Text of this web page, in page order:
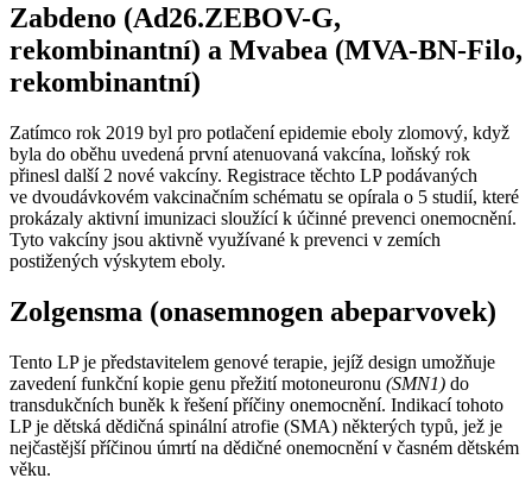
Zabdeno (Ad26.ZEBOV-G,
rekombinantní) a Mvabea (MVA-BN-Filo,
rekombinantní)
Zatímco rok 2019 byl pro potlačení epidemie eboly zlomový, když
byla do oběhu uvedená první atenuovaná vakcína, loňský rok
přinesl další 2 nové vakcíny. Registrace těchto LP podávaných
ve dvoudávkovém vakcinačním schématu se opírala o 5 studií, které
prokázaly aktivní imunizaci sloužící k účinné prevenci onemocnění.
Tyto vakcíny jsou aktivně využívané k prevenci v zemích
postižených výskytem eboly.
Zolgensma (onasemnogen abeparvovek)
Tento LP je představitelem genové terapie, jejíž design umožňuje
zavedení funkční kopie genu přežití motoneuronu (SMN1) do
transdukčních buněk k řešení příčiny onemocnění. Indikací tohoto
LP je dětská dědičná spinální atrofie (SMA) některých typů, jež je
nejčastější příčinou úmrtí na dědičné onemocnění v časném dětském
věku.